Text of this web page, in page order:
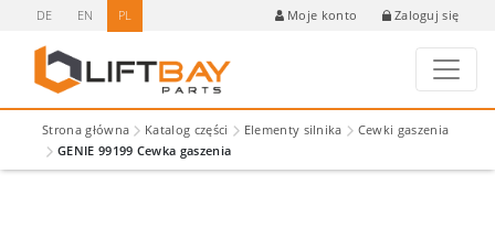
DE EN PL Moje konto Zaloguj się
Strona główna Katalog części Elementy silnika
Cewki gaszenia
GENIE 99199 Cewka gaszenia